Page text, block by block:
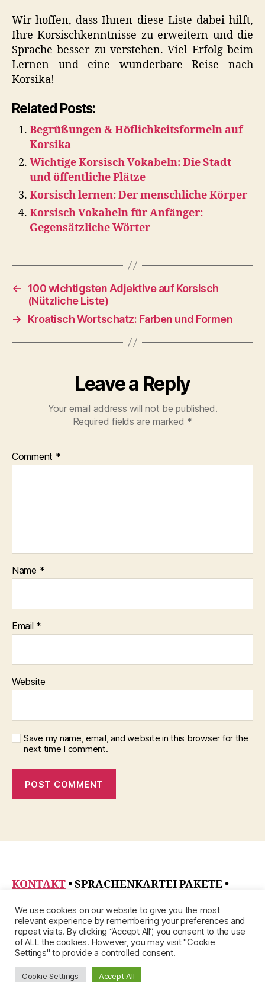
Wir hoffen, dass Ihnen diese Liste dabei hilft,
Ihre Korsischkenntnisse zu erweitern und die
Sprache besser zu verstehen. Viel Erfolg beim
Lernen und eine wunderbare Reise nach
Korsika!
Related Posts:
Begrüßungen & Höflichkeitsformeln auf
Korsika
Wichtige Korsisch Vokabeln: Die Stadt
und öffentliche Plätze
Korsisch lernen: Der menschliche Körper
Korsisch Vokabeln für Anfänger:
Gegensätzliche Wörter
←
100 wichtigsten Adjektive auf Korsisch
(Nützliche Liste)
→
Kroatisch Wortschatz: Farben und Formen
Leave a Reply
Your email address will not be published.
Required fields are marked *
Comment *
Name *
Email *
Website
Save my name, email, and website in this browser for the
next time I comment.
KONTAKT • SPRACHENKARTEI PAKETE •
IMPRESSUM
© 2026
We use cookies on our website to give you the most
relevant experience by remembering your preferences and
repeat visits. By clicking “Accept All”, you consent to the use
of ALL the cookies. However, you may visit "Cookie
Settings" to provide a controlled consent.
Cookie Settings Accept All